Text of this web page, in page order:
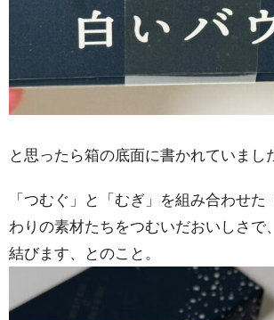
と思ったら箱の底面に書かれていまし
「つむぐ」と「むぎ」を組み合わせ
わりの素材たちをつむいだおいしさで
結びます、とのこと。